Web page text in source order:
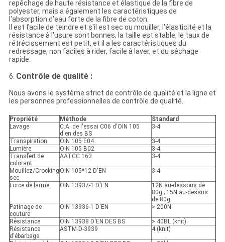
repêchage de haute résistance et élastique de la fibre de
polyester, mais a également les caractéristiques de
l'absorption d'eau forte de la fibre de coton.
Il est facile de teindre et s'il est sec ou mouiller, l'élasticité et la
résistance à l'usure sont bonnes, la taille est stable, le taux de
rétrécissement est petit, et il a les caractéristiques du
redressage, non faciles à rider, facile à laver, et du séchage
rapide.
6. Contrôle de qualité:
Nous avons le système strict de contrôle de qualité et la ligne et
les personnes professionnelles de contrôle de qualité.
Propriété Méthode
Standard
Lavage
C.A. de l'essai C06 d'OIN 105
d'en des BS
3-4
Transpiration OIN 105 E04
3-4
Lumière
OIN 105 B02
3-4
Transfert de
colorant
AATCC 163 3-4
Mouillez/Crocking
sec
OIN 105*12 D'EN 3-4
Force de larme OIN 13937-1 D'EN
12N au-dessous de
80g ; 15N au-dessus
de 80g
Patinage de
couture
OIN 13936-1 D'EN > 200N
Résistance OIN 13938 D'EN DES BS
> 40BL (knit)
Résistance
d'ébarbage
ASTM-D-3939 4 (knit)